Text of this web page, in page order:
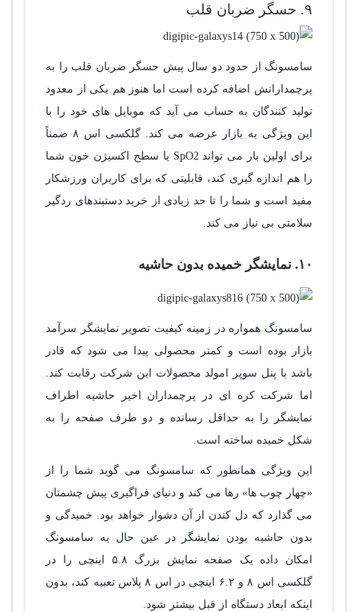
۹. حسگر ضربان قلب
سامسونگ از حدود دو سال پیش حسگر ضربان قلب را به
پرچمدارانش اضافه کرده است اما هنوز هم یکی از معدود
تولید کنندگان به حساب می آید که موبایل های خود را با
این ویژگی به بازار عرضه می کند. گلکسی اس ۸ ضمناً
برای اولین بار می تواند SpO2 یا سطح اکسیژن خون شما
را هم اندازه گیری کند، قابلیتی که برای کاربران ورزشکار
مفید است و شما را تا حد زیادی از خرید دستبندهای ردگیر
سلامتی بی نیاز می کند.
۱۰. نمایشگر خمیده بدون حاشیه
سامسونگ همواره در زمینه کیفیت تصویر نمایشگر سرآمد
بازار بوده است و کمتر محصولی پیدا می شود که قادر
باشد با پنل سوپر امولد محصولات این شرکت رقابت کند.
اما شرکت کره ای در پرچمداران اخیر حاشیه اطراف
نمایشگر را به حداقل رسانده و دو طرف صفحه را به
شکل خمیده ساخته است.
این ویژگی همانطور که سامسونگ می گوید شما را از
«چهار چوب ها» رها می کند و دنیای فراگیری پیش چشمتان
می گذارد که دل کندن از آن دشوار خواهد بود. خمیدگی و
بدون حاشیه بودن نمایشگر در عین حال به سامسونگ
امکان داده یک صفحه نمایش بزرگ ۵.۸ اینچی را در
گلکسی اس ۸ و ۶.۲ اینچی در اس ۸ پلاس تعبیه کند، بدون
اینکه ابعاد دستگاه از قبل بیشتر شود.